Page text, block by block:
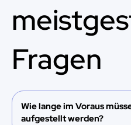
Fragen
Wie lange im Voraus
aufgestellt werden?